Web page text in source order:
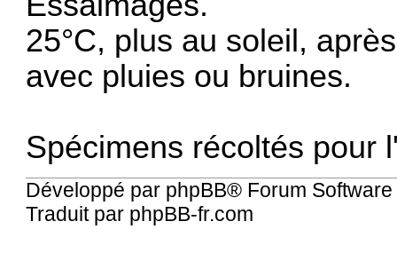
25°C, plus au soleil,
avec pluies ou bruines.
Spécimens récoltés pour
Développé par phpBB® Forum
Traduit par phpBB-fr.com